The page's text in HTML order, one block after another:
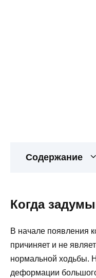
Содержание
Когда
В начале появления
причиняет и не
нормальной ходьбы.
деформации